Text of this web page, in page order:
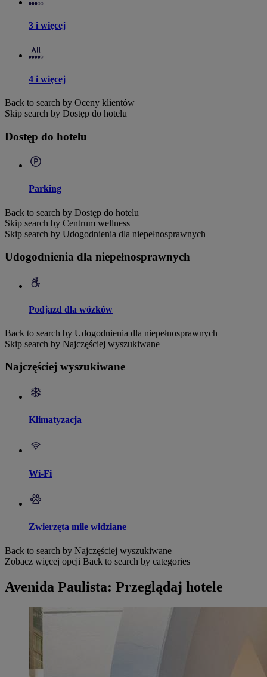
3 i więcej
4 i więcej
Back to search by Oceny klientów
Skip search by Dostęp do hotelu
Dostęp do hotelu
Parking
Back to search by Dostęp do hotelu
Skip search by Centrum wellness
Skip search by Udogodnienia dla niepełnosprawnych
Udogodnienia dla niepełnosprawnych
Podjazd dla wózków
Back to search by Udogodnienia dla niepełnosprawnych
Skip search by Najczęściej wyszukiwane
Najczęściej wyszukiwane
Klimatyzacja
Wi-Fi
Zwierzęta mile widziane
Back to search by Najczęściej wyszukiwane
Zobacz więcej opcji Back to search by categories
Avenida Paulista: Przeglądaj hotele